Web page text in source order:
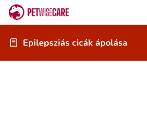
Epilepsziás cicák ápolása